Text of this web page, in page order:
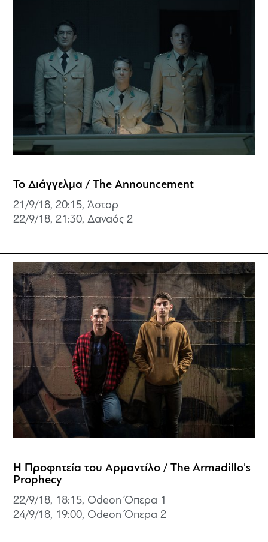
Το Διάγγελμα / The Announcement
21/9/18, 20:15, Άστορ
22/9/18, 21:30,Δαναός 2
Η Προφητεία του Αρμαντίλο / The Armadillo's
Prophecy
22/9/18, 18:15, Odeon Όπερα 1
24/9/18, 19:00, Odeon Όπερα 2